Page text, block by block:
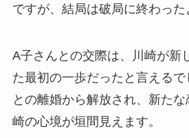
ですが、結局は破局に終わった
A子さんとの交際は、川崎が新
た最初の一歩だったと言える
との離婚から解放され、新たな
崎の心境が垣間見えます。